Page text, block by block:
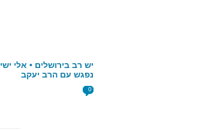
יש רב בירושלים • אלי ישי
נפגש עם הרב יעקב
שפירא • חשיפה
0